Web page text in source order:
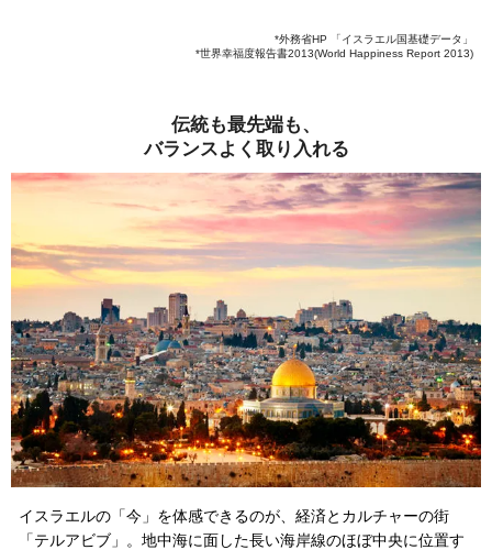
*外務省HP 「イスラエル国基礎データ」
*世界幸福度報告書2013(World Happiness Report 2013)
伝統も最先端も、
バランスよく取り入れる
イスラエルの「今」を体感できるのが、経済とカルチャーの街
「テルアビブ」。地中海に面した長い海岸線のほぼ中央に位置す